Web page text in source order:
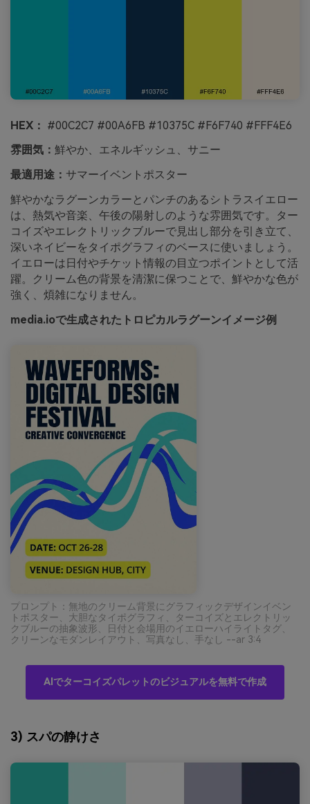
HEX： #00C2C7 #00A6FB #10375C #F6F740 #FFF4E6
雰囲気： 鮮やか、エネルギッシュ、サニー
最適用途： サマーイベントポスター
鮮やかなラグーンカラーとパンチのあるシトラスイエロー
は、熱気や音楽、午後の陽射しのような雰囲気です。ター
コイズやエレクトリックブルーで見出し部分を引き立て、
深いネイビーをタイポグラフィのベースに使いましょう。
イエローは日付やチケット情報の目立つポイントとして活
躍。クリーム色の背景を清潔に保つことで、鮮やかな色が
強く、煩雑になりません。
media.ioで生成されたトロピカルラグーンイメージ例
プロンプト：無地のクリーム背景にグラフィックデザインイベン
トポスター、大胆なタイポグラフィ、ターコイズとエレクトリッ
クブルーの抽象波形、日付と会場用のイエローハイライトタグ、
クリーンなモダンレイアウト、写真なし、手なし --ar 3:4
AIでターコイズパレットのビジュアルを無料で作成
3) スパの静けさ